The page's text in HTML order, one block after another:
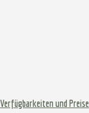
Verfügbarkeiten und Preise